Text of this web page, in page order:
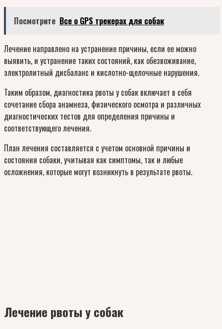
Посмотрите Все о GPS трекерах для собак
Лечение направлено на устранение причины, если ее можно
выявить, и устранение таких состояний, как обезвоживание,
электролитный дисбаланс и кислотно-щелочные нарушения.
Таким образом, диагностика рвоты у собак включает в себя
сочетание сбора анамнеза, физического осмотра и различных
диагностических тестов для определения причины и
соответствующего лечения.
План лечения составляется с учетом основной причины и
состояния собаки, учитывая как симптомы, так и любые
осложнения, которые могут возникнуть в результате рвоты.
Лечение рвоты у собак